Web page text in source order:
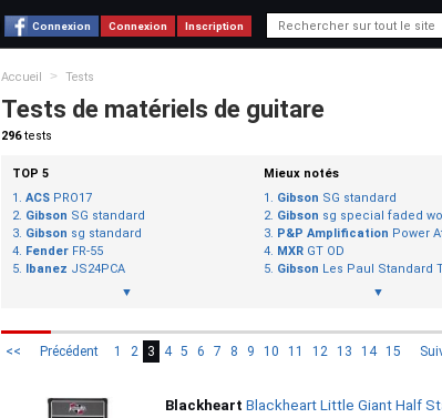
Connexion Connexion Inscription
Accueil > Tests
Tests de matériels de guitare
296tests
TOP 5
ACS PRO17
Gibson SG standard
Gibson sg standard
Fender FR-55
Ibanez JS24PCA
▼
Mieux notés
Gibson SG standard
Gibson sg special faded
P&P Amplification Power
MXR GT OD
Gibson Les Paul Standard
▼
<< Précédent 1 2 3 4 5 6 7 8 9 10 11 12 13 14 15
Blackheart Blackheart Little Giant Half